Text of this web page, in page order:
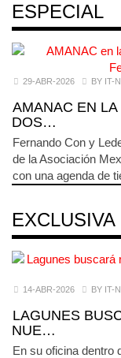
ESPECIAL
29-ABR-2026 BY IT-
AMANAC EN
DOS…
Fernando Con y
de la Asociación
con una agenda de
EXCLUSIVA
14-ABR-2026 BY IT-
LAGUNES
NUE…
En su oficina dentro